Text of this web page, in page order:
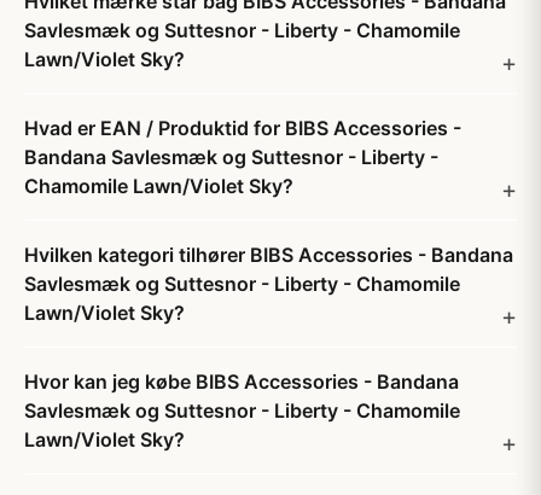
Savlesmæk og Suttesnor - Liberty - Chamomile
Lawn/Violet Sky?
Hvad er EAN / Produktid for BIBS Accessories -
Bandana Savlesmæk og Suttesnor - Liberty -
Chamomile Lawn/Violet Sky?
Hvilken kategori tilhører BIBS Accessories - Bandana
Savlesmæk og Suttesnor - Liberty - Chamomile
Lawn/Violet Sky?
Hvor kan jeg købe BIBS Accessories - Bandana
Savlesmæk og Suttesnor - Liberty - Chamomile
Lawn/Violet Sky?